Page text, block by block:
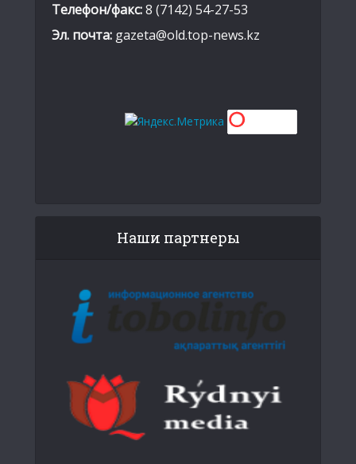
Телефон/факс:8 (7142) 54-27-53
Эл. почта: gazeta@old.top-news.kz
Наши партнеры